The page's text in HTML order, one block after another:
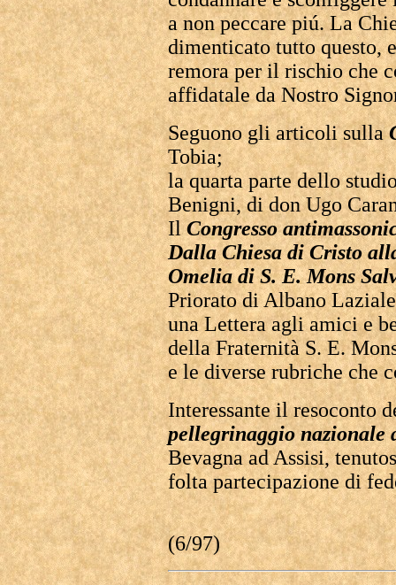
a non peccare piú. La
dimenticato tutto questo,
remora per il rischio che
affidatale da Nostro
Seguono gli articoli sulla
Tobia;
la quarta parte dello
Benigni, di don Ugo
IlCongresso
Dalla Chiesa di Cristo
Omelia di S. E. Mons
Priorato di Albano
una Lettera agli amici e
della Fraternità S. E.
e le diverse rubriche che
Interessante il resoconto
pellegrinaggio nazionale
Bevagna ad Assisi,
folta partecipazione di
(6/97)